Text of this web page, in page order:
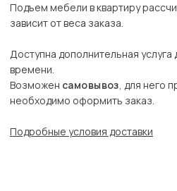
Подъем мебели в квартиру
зависит от веса заказа.
Доступна дополнительная услуга
времени.
Возможен самовывоз, для него
необходимо оформить заказ.
Подробные условия доставки